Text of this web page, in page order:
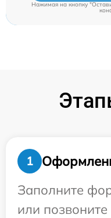
Нажимая на кнопку
1
Заполните
или